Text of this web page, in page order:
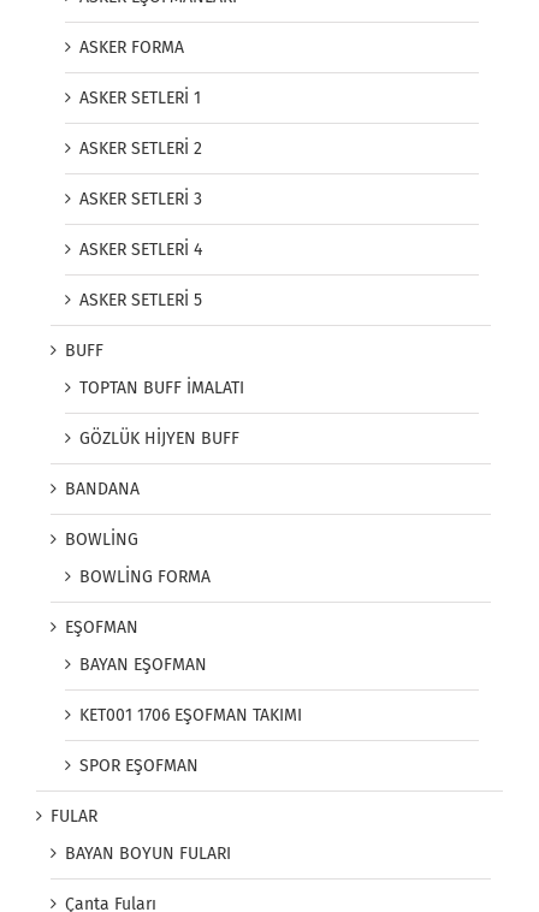
ASKER FORMA
ASKER SETLERİ 1
ASKER SETLERİ 2
ASKER SETLERİ 3
ASKER SETLERİ 4
ASKER SETLERİ 5
BUFF
TOPTAN BUFF İMALATI
GÖZLÜK HİJYEN BUFF
BANDANA
BOWLİNG
BOWLİNG FORMA
EŞOFMAN
BAYAN EŞOFMAN
KET001 1706 EŞOFMAN TAKIMI
SPOR EŞOFMAN
FULAR
BAYAN BOYUN FULARI
Çanta Fuları